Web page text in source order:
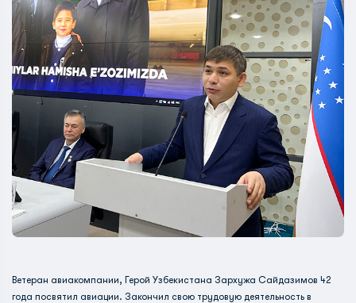
Ветеран авиакомпании, Герой Узбекистана Зархужа Сайдазимов 42
года посвятил авиации. Закончил свою трудовую деятельность в